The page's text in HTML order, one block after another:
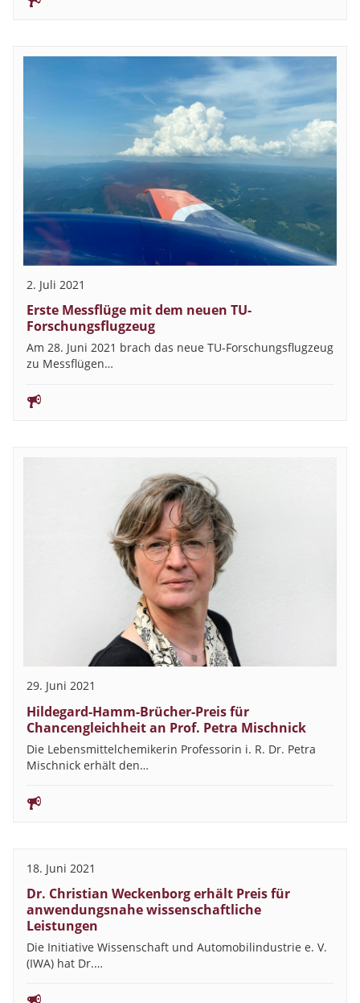
2. Juli 2021
Erste Messflüge mit dem neuen TU-
Forschungsflugzeug
Am 28. Juni 2021 brach das neue TU-Forschungsflugzeug
zu Messflügen…
29. Juni 2021
Hildegard-Hamm-Brücher-Preis für
Chancengleichheit an Prof. Petra Mischnick
Die Lebensmittelchemikerin Professorin i. R. Dr. Petra
Mischnick erhält den…
18. Juni 2021
Dr. Christian Weckenborg erhält Preis für
anwendungsnahe wissenschaftliche
Leistungen
Die Initiative Wissenschaft und Automobilindustrie e. V.
(IWA) hat Dr.…